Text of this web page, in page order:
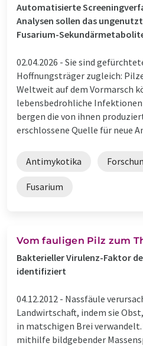
Automatisierte
Analysen sollen das
Fusarium-
02.04.2026 - Sie sind
Hoffnungsträger zugleich:
Weltweit auf dem Vormarsch
lebensbedrohliche
bergen die von ihnen
erschlossene Quelle für neue
Antimykotika
Fusarium
Vom fauligen Pilz zum
Bakterieller Virulenz-Faktor
identifiziert
04.12.2012 - Nassfäule
Landwirtschaft, indem sie
in matschigen Brei
mithilfe bildgebender